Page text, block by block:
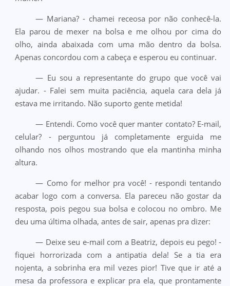
— Mariana? - chamei receosa por não conhecê-la.
Ela parou de mexer na bolsa e me olhou por cima do
olho, ainda abaixada com uma mão dentro da bolsa.
Apenas concordou com a cabeça e esperou eu continuar.
— Eu sou a representante do grupo que você vai
ajudar. - Falei sem muita paciência, aquela cara dela já
estava me irritando. Não suporto gente metida!
— Entendi. Como você quer manter contato? E-mail,
celular? - perguntou já completamente erguida me
olhando nos olhos mostrando que ela mantinha minha
altura.
— Como for melhor pra você! - respondi tentando
acabar logo com a conversa. Ela pareceu não gostar da
resposta, pois pegou sua bolsa e colocou no ombro. Me
deu uma última olhada, antes de sair, apenas pra dizer:
— Deixe seu e-mail com a Beatriz, depois eu pego! -
fiquei horrorizada com a antipatia dela! Se a tia era
nojenta, a sobrinha era mil vezes pior! Tive que ir até a
mesa da professora e explicar pra ela, que prontamente